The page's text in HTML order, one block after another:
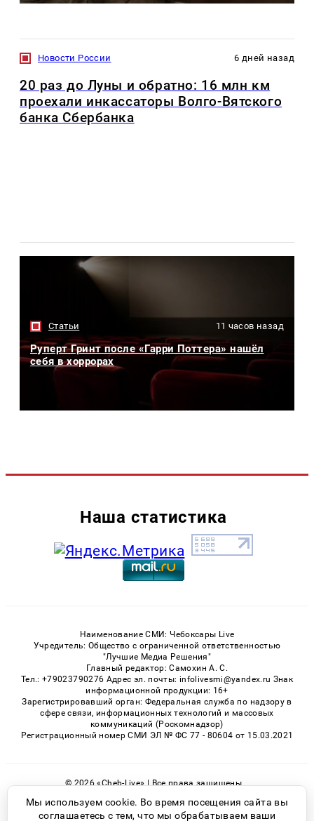
Новости России 6 дней назад
20 раз до Луны и обратно: 16 млн км
проехали инкассаторы Волго-Вятского
банка Сбербанка
Статьи 11 часов назад
Руперт Гринт после «Гарри Поттера» нашёл
себя в хоррорах
Наша статистика
Наименование СМИ: Чебоксары Live
Учредитель: Общество с ограниченной ответственностью
"Лучшие Медиа Решения"
Главный редактор: Самохин А. С.
Тел.: +79023790276 Адрес эл. почты: infolivesmi@yandex.ru Знак
информационной продукции: 16+
Зарегистрировавший орган: Федеральная служба по надзору в
сфере связи, информационных технологий и массовых
коммуникаций (Роскомнадзор)
Регистрационный номер СМИ ЭЛ № ФС 77 - 80604 от 15.03.2021
© 2026 «Cheb-Live» | Все права защищены
Возрастная категория сайта 16+
Политика конфиденциальности
Мы используем cookie. Во время посещения сайта вы
соглашаетесь с тем, что мы обрабатываем ваши